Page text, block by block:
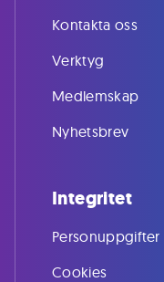
Kontakta oss
Verktyg
Medlemskap
Nyhetsbrev
Integritet
Personuppgifter
Cookies